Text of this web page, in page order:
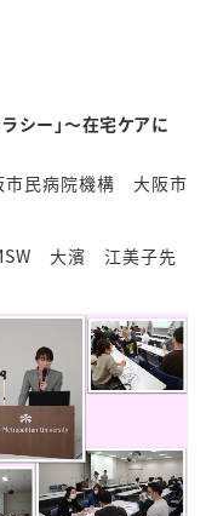
シー」～在宅ケアに
市民病院機構 大阪市
大濱 江美子先